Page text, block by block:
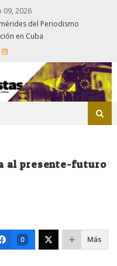
09, 2026
del Periodismo
en Cuba
al presente-futuro
0 Más